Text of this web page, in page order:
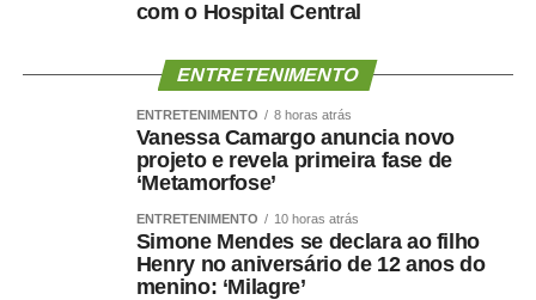
A perda muscular pode piorar a resistência à insulina,
favorecer inflamação crônica. Ao mesmo tempo, fatores
como hipertensão, diabetes, apneia do sono e colesterol
elevado afetam os vasos sanguíneos que irrigam tanto o
coração quanto o cérebro.
Por isso, preservar músculo é muito mais do que uma
questão estética. É uma estratégia de proteção
metabólica, cardiovascular, funcional e possivelmente
com o Hospital Central
ENTRETENIMENTO
ENTRETENIMENTO 8 horas atrás
Vanessa Camargo anuncia novo
projeto e revela primeira fase de
‘Metamorfose’
ENTRETENIMENTO 10 horas atrás
Simone Mendes se declara ao filho
Henry no aniversário de 12 anos do
menino: ‘Milagre’